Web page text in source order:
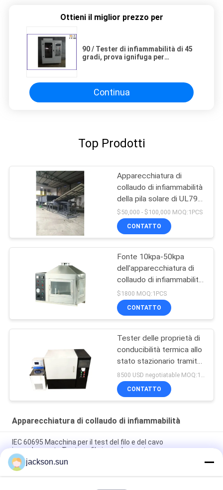
Ottieni il miglior prezzo per
90 / Tester di infiammabilità di 45
gradi, prova ignifuga per
Continua
Top Prodotti
Apparecchiatura di
collaudo di infiammabilità
della pila solare di UL790
UL1730 400m2/Min
$50,000 - $100,000 MOQ:1PCS
CONTATTO
Fonte 10kpa-50kpa
dell'apparecchiatura di
collaudo di infiammabilità
dei materiali da
costruzione singola
$1800 MOQ:1PCS
CONTATTO
Tester delle proprietà di
conducibilità termica allo
stato stazionario tramite
misuratore di flusso di
calore
CONTATTO
Apparecchiatura di collaudo di infiammabilità
IEC 60695 Macchina per il test del filo e del cavo
incandescente Tester a filo incandescente
Tester per filo incandescente per riscaldamento elettrico per
test di infiammabilità di apparecchi di illuminazione
jackson.sun